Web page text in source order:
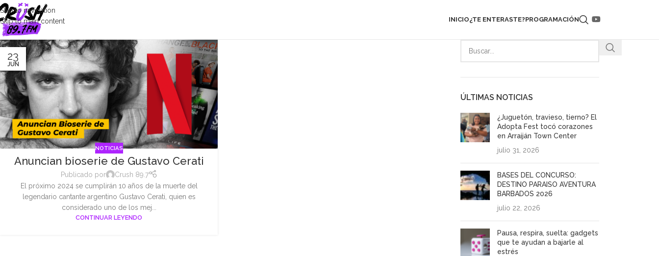
Skip to navigation
Skip to main content
INICIO¿TE ENTERASTE?PROGRAMACIÓN
23
JUN
NOTICIAS
Anuncian bioserie de Gustavo Cerati
Publicado por
Crush 89.7
El próximo 2024 se cumplirán 10 años de la muerte del
legendario cantante argentino Gustavo Cerati, quien es
considerado uno de los mej...
CONTINUAR LEYENDO
ÚLTIMAS NOTICIAS
¿Juguetón, travieso, tierno? El
Adopta Fest tocó corazones
en Arraiján Town Center
julio 31, 2026
BASES DEL CONCURSO:
DESTINO PARAISO AVENTURA
BARBADOS 2026
julio 22, 2026
Pausa, respira, suelta: gadgets
que te ayudan a bajarle al
estrés